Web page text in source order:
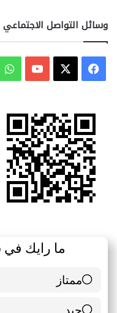
وسائل التواصل
فيسبوك
ما رايك في
ممتاز
6 ( 85.71 % )
جيد